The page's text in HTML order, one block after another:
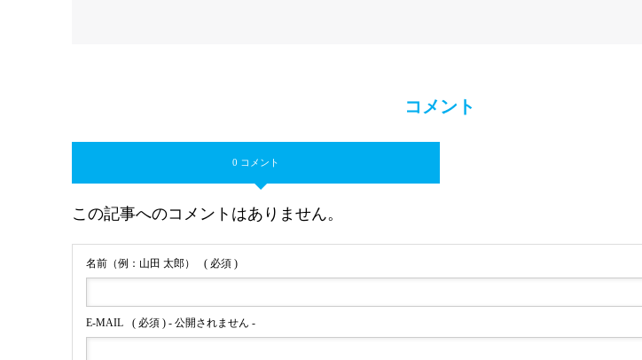
コメント
0 コメント
この記事へのコメントはありません。
名前（例：山田 太郎） ( 必須 )
E-MAIL ( 必須 ) - 公開されません -